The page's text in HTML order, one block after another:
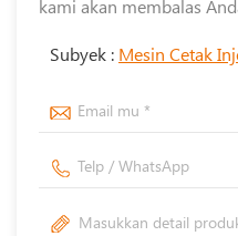
kami akan membalas
Subyek : Mesin Cetak